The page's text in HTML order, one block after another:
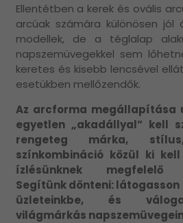
Ellentétben a kerek és ovális
arcúak számára különösen jól
modellek, de a téglalap
napszemüvegekkel sem
keretes és kisebb lencsével
esetükben mellőzendők.
Az arcforma megállapítása
egyetlen „akadállyal” kell
rengeteg márka,
színkombináció közül ki
ízlésünknek megfelelő
Segítünk dönteni:
üzleteinkbe, és
világmárkás